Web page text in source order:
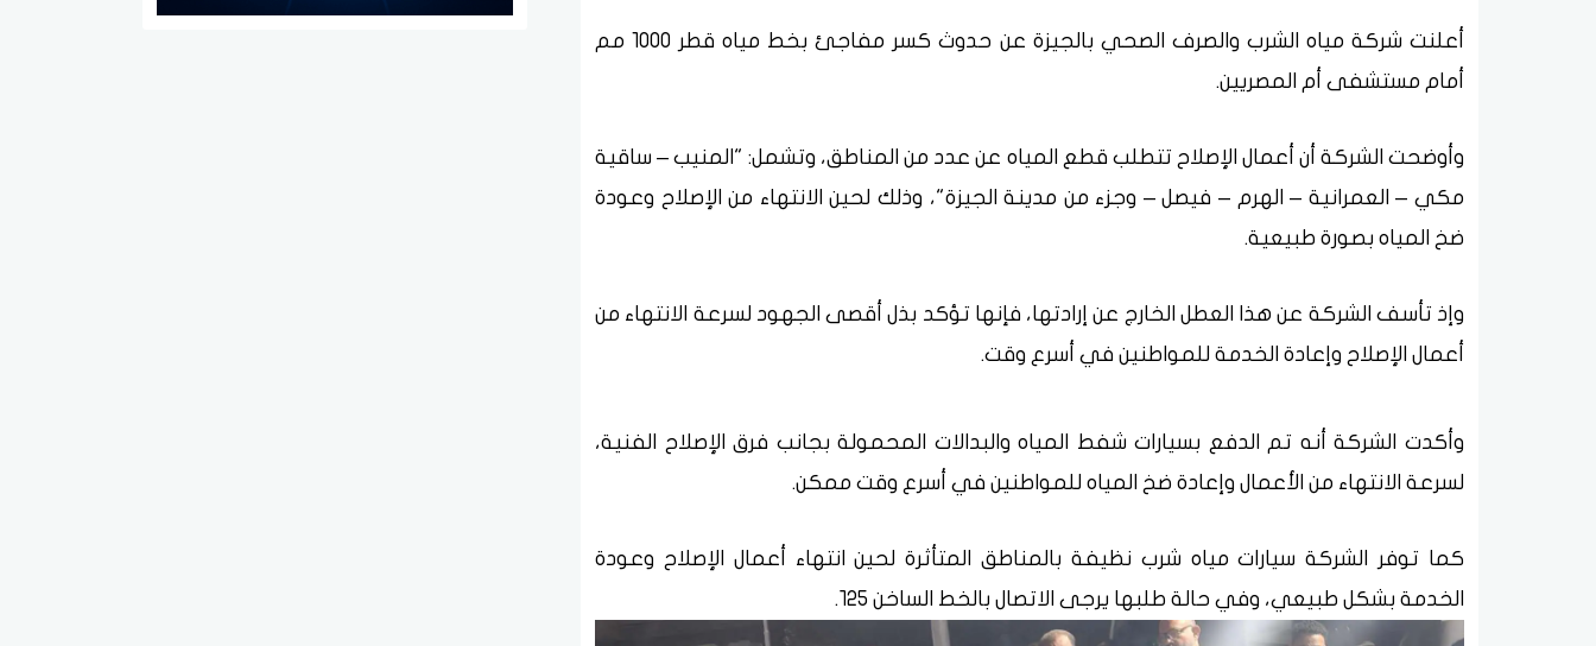
أعلنت شركة مياه الشرب والصرف الصحي بالجيزة عن حدوث كسر مفاجئ بخط مياه قطر 1000 مم
أمام مستشفى أم المصريين.
وأوضحت الشركة أن أعمال الإصلاح تتطلب قطع المياه عن عدد من المناطق، وتشمل: "المنيب – ساقية
مكي – العمرانية – الهرم – فيصل – وجزء من مدينة الجيزة"، وذلك لحين الانتهاء من الإصلاح وعودة
ضخ المياه بصورة طبيعية.
وإذ تأسف الشركة عن هذا العطل الخارج عن إرادتها، فإنها تؤكد بذل أقصى الجهود لسرعة الانتهاء من
أعمال الإصلاح وإعادة الخدمة للمواطنين في أسرع وقت.
وأكدت الشركة أنه تم الدفع بسيارات شفط المياه والبدالات المحمولة بجانب فرق الإصلاح الفنية،
لسرعة الانتهاء من الأعمال وإعادة ضخ المياه للمواطنين في أسرع وقت ممكن.
كما توفر الشركة سيارات مياه شرب نظيفة بالمناطق المتأثرة لحين انتهاء أعمال الإصلاح وعودة
الخدمة بشكل طبيعي، وفي حالة طلبها يرجى الاتصال بالخط الساخن ١٢٥.